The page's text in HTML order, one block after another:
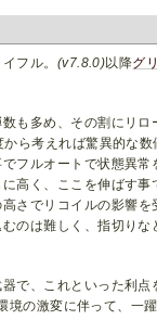
フル。 (v7.8.0)以降グ
も多め、その割にリロ
ら考えれば驚異的な数
フルオートで状態異常
高く、ここを伸ばす事
さでリコイルの影響を
のは難しく、指切りな
で、これといった利点
の激変に伴って、一